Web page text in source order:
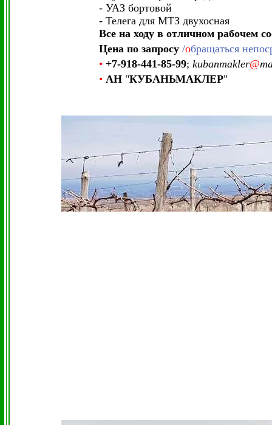
- УАЗ бортовой
- Телега для МТЗ двухосная
Все на ходу в отличном рабочем
Цена по запросу /обращаться
• +7-918-441-85-99; kubanmakler@
• АН "КУБАНЬМАКЛЕР"